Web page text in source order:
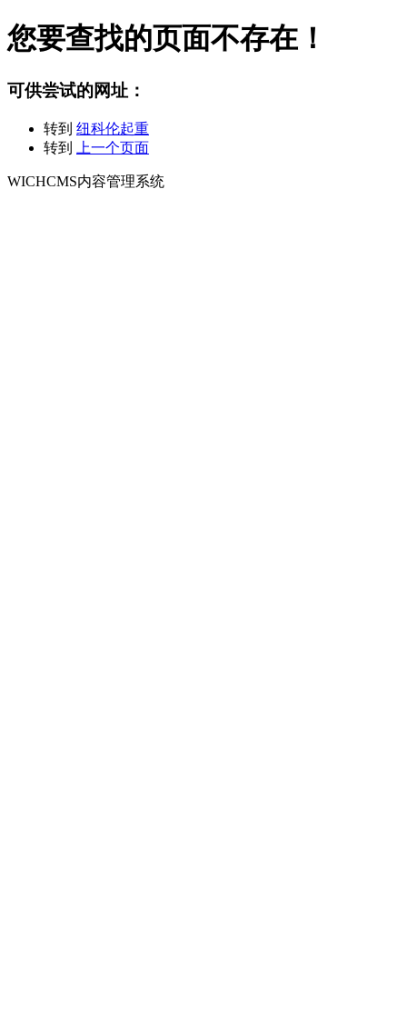
您要查找的页面不存在！
可供尝试的网址：
转到 纽科伦起重
转到
上一个页面
WICHCMS内容管理系统